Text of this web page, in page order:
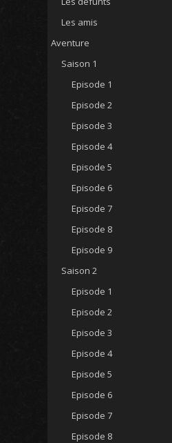
Les amis
Aventure
Saison 1
Episode 1
Episode 2
Episode 3
Episode 4
Episode 5
Episode 6
Episode 7
Episode 8
Episode 9
Saison 2
Episode 1
Episode 2
Episode 3
Episode 4
Episode 5
Episode 6
Episode 7
Episode 8